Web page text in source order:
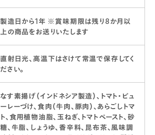
製造日から1年 ※賞味期限は残り8か月以
上の商品をお送りいたします
直射日光、高温下はさけて常温で保存してく
ださい。
なす素揚げ（インドネシア製造）、トマト・ピュ
ーレーづけ、食肉（牛肉、豚肉）、あらごしトマ
ト、食用植物油脂、玉ねぎ、トマトペースト、砂
糖、牛脂、しょうゆ、香辛料、昆布茶、風味調